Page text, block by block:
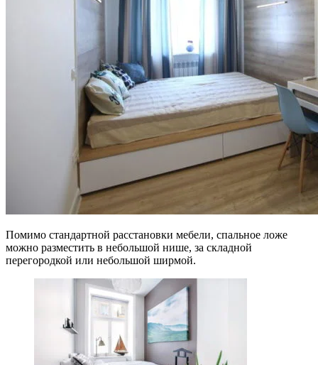
Помимо стандартной расстановки мебели, спальное ложе
можно разместить в небольшой нише, за складной
перегородкой или небольшой ширмой.